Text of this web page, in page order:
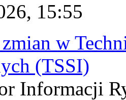
15:55
w
(TSSI)
Informacji